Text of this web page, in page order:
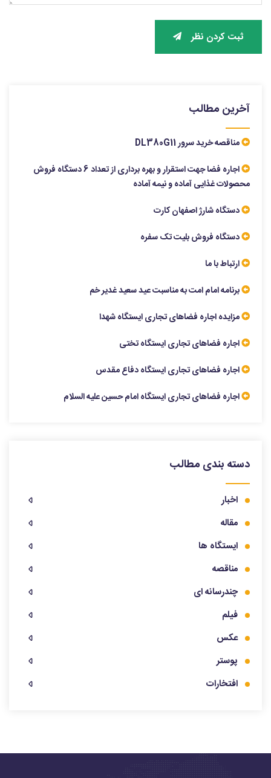
ثبت کردن نظر
آخرین مطالب
مناقصه خرید سرور DL380G11
اجاره فضا جهت استقرار و بهره برداری از تعداد 6 دستگاه فروش
محصولات غذایی آماده و نیمه آماده
دستگاه شارژ اصفهان کارت
دستگاه فروش بلیت تک سفره
ارتباط با ما
برنامه امام امت به مناسبت عید سعید غدیر خم
مزایده اجاره فضاهای تجاری ایستگاه شهدا
اجاره فضاهای تجاری ایستگاه تختی
اجاره فضاهای تجاری ایستگاه دفاع مقدس
اجاره فضاهای تجاری ایستگاه امام حسین علیه السلام
دسته بندی مطالب
اخبار
مقاله
ایستگاه ها
مناقصه
چندرسانه ای
فیلم
عکس
پوستر
افتخارات